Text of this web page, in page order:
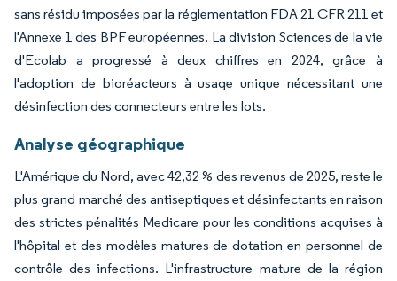
sans résidu imposées par la réglementation FDA 21 CFR 211 et
l'Annexe 1 des BPF européennes. La division Sciences de la vie
d'Ecolab a progressé à deux chiffres en 2024, grâce à
l'adoption de bioréacteurs à usage unique nécessitant une
désinfection des connecteurs entre les lots.
Analyse géographique
L'Amérique du Nord, avec 42,32 % des revenus de 2025, reste le
plus grand marché des antiseptiques et désinfectants en raison
des strictes pénalités Medicare pour les conditions acquises à
l'hôpital et des modèles matures de dotation en personnel de
contrôle des infections. L'infrastructure mature de la région